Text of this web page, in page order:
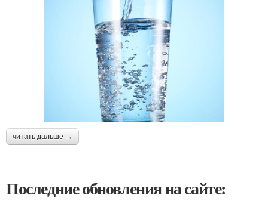
читать дальше →
Последние обновления на сайте: